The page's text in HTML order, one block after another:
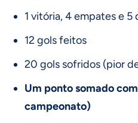
1 vitória, 4 empates e 5
12 gols feitos
20 gols sofridos (pior
Um ponto somado
campeonato)